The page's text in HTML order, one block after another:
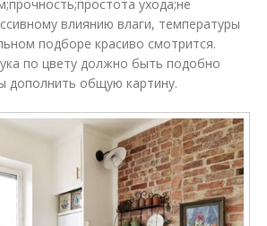
ухода;не
влиянию влаги, температуры
подборе красиво смотрится.
по цвету должно быть подобно
дополнить общую картину.